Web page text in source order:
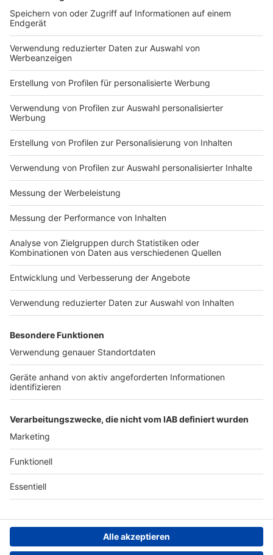
DEINE GEMERKTEN ARTIKEL
Du hast dir noch keine Artikel gemerkt
Markiere sie hierfür mit einem
Impressum
Nutzungsbedingungen
Jobs
Presse
Werben
Archiv
ANTENNE BAYERN GROUP
Stiftung ANTENNE BAYERN
hilft
Teilnahmebedingungen
Grounding Page ANTENNE
BAYERN
Kontakt
Studio-Hotline
Verkehrs-Hotline
Datenschutz­erklärung
einstellungen
Newsletter